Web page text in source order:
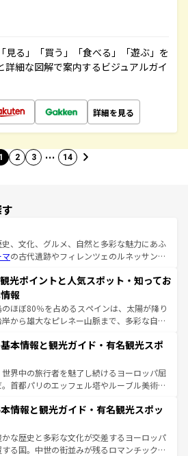
見る」「買う」「食べる」「遊ぶ」を
詳細な図解で案内するビジュアルガイ
詳細を見る
1 2 3 … 14
、文化、グルメ、自然と多彩な魅力にあふ
の古代遺跡やフィレンツェのルネッサンス
ーナの美しい田園風景やアマルフィ海岸の絶
観も見逃せない。観光の合間には、本場の
など、絶品のイタリア料理を堪能することも
めてから夜眠るまで、すべての瞬間を楽し
タリア情報はコンテンツ一覧を参照してほ
光ポイントと人気スポット・知ってお
報
ほぼ80％を占めるスペインは、太陽が降り
から雄大なピレネー山脈まで、多彩な自然
の国では、情熱的なフラメンコ、熱気あふ
て美味しいタパスが生活の一部となってい
ードの洗練された雰囲気や、バルセロナの
街角から、地方では古代ローマ遺跡や中世
って風土や気候が異なるスペインはその個
を参照してほしい。
本情報と観光ガイド・有名観光スポ
界中の旅行者を魅了し続けるヨーロッパ屈
首都パリのエッフェル塔やルーブル美術館
が詰まっている。華麗な宮殿、歴史的な大
ーチ、そして豊かな自然が、訪れる者を心
。また、フランスは美食の国としても知ら
理はユネスコ無形文化遺産にも登録されて
情報と観光ガイド・有名観光スポッ
かな歴史と多彩な文化が交差するヨーロッパ
る国。中世の街並みが残るロマンチック街